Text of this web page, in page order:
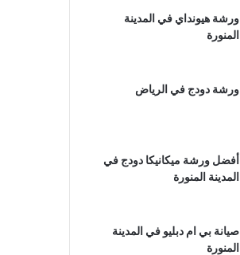
ورشة هيونداي في المدينة
المنورة
ورشة دودج في الرياض
أفضل ورشة ميكانيكا دودج في
المدينة المنورة
صيانة بي ام دبليو في المدينة
المنورة